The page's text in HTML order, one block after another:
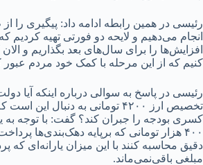
رئیسی در همین رابطه ادامه داد: پیگیری را
انجام می‌دهیم و لایحه دو فورتی تهیه کردیم
افزایش‌ها را برای سال‌های بعد بگذاریم و
کنیم که از این مرحله با کمک خود مردم عبور
رئیسی در پاسخ به سوالی درباره اینکه آیا
تخصیص ارز ۴۲۰۰ تومانی به دنبال این
۴۰۰ هزار تومانی که برپایه دهک‌بندی‌ها
دقیق محاسبه کنند با این میزان یارانه‌ای که
مبلغی باقی‌نمی‌ماند.